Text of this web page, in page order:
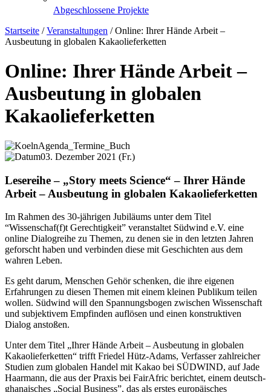
Abgeschlossene Projekte
Startseite /Veranstaltungen /Online: Ihrer Hände Arbeit –
Ausbeutung in globalen Kakaolieferketten
Online: Ihrer Hände Arbeit –
Ausbeutung in globalen
Kakaolieferketten
03. Dezember 2021 (Fr.)
Lesereihe – „Story meets Science“ – Ihrer Hände
Arbeit – Ausbeutung in globalen Kakaolieferketten
Im Rahmen des 30-jährigen Jubiläums unter dem Titel
“Wissenschaf(f)t Gerechtigkeit” veranstaltet Südwind e.V. eine
online Dialogreihe zu Themen, zu denen sie in den letzten Jahren
geforscht haben und verbinden diese mit Geschichten aus dem
wahren Leben.
Es geht darum, Menschen Gehör schenken, die ihre eigenen
Erfahrungen zu diesen Themen mit einem kleinen Publikum teilen
wollen. Südwind will den Spannungsbogen zwischen Wissenschaft
und subjektivem Empfinden auflösen und einen konstruktiven
Dialog anstoßen.
Unter dem Titel „Ihrer Hände Arbeit – Ausbeutung in globalen
Kakaolieferketten“ trifft Friedel Hütz-Adams, Verfasser zahlreicher
Studien zum globalen Handel mit Kakao bei SÜDWIND, auf Jade
Haarmann, die aus der Praxis bei FairAfric berichtet, einem deutsch-
ghanaisches „Social Business”, das als erstes europäisches